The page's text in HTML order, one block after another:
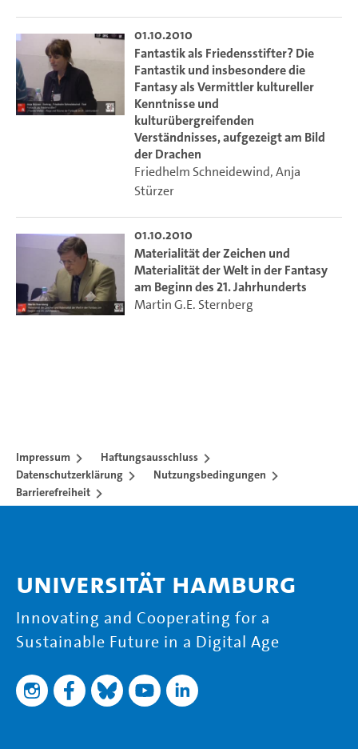
01.10.2010
Fantastik als Friedensstifter? Die
Fantastik und insbesondere die
Fantasy als Vermittler kultureller
Kenntnisse und
kulturübergreifenden
Verständnisses, aufgezeigt am Bild
der Drachen
Friedhelm Schneidewind,Anja
Stürzer
01.10.2010
Materialität der Zeichen und
Materialität der Welt in der Fantasy
am Beginn des 21. Jahrhunderts
Martin G.E. Sternberg
Impressum
Haftungsausschluss
Datenschutzerklärung
Nutzungsbedingungen
Barrierefreiheit
Universität Hamburg
Innovating and Cooperating for a
Sustainable Future in a Digital Age